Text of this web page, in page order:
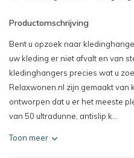
Productomschrijving
Bent u opzoek naar
uw kleding er niet afvalt en van
kledinghangers precies wat u
Relaxwonen.nl zijn gemaakt van
ontworpen dat u er het meeste
van 50 ultradunne, antislip k...
Toon meer